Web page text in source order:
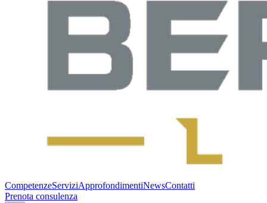
CompetenzeServiziApprofondimentiNewsContatti
Prenota consulenza